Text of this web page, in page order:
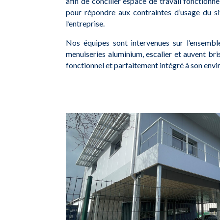
pour répondre aux contraintes d’usage du
l’entreprise.
Nos équipes sont intervenues sur
menuiseries aluminium, escalier et auvent
fonctionnel et parfaitement intégré à son